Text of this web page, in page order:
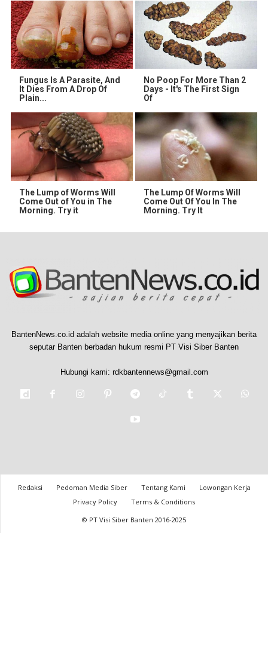
Fungus Is A Parasite, And
It Dies From A Drop Of
Plain...
No Poop For More Than 2
Days - It's The First Sign
Of
The Lump of Worms Will
Come Out of You in The
Morning. Try it
The Lump Of Worms Will
Come Out Of You In The
Morning. Try It
BantenNews.co.id adalah website media online yang menyajikan berita
seputar Banten berbadan hukum resmi PT Visi Siber Banten
Hubungi kami: rdkbantennews@gmail.com
Redaksi Pedoman Media Siber Tentang Kami
Lowongan Kerja
Privacy Policy
Terms & Conditions
© PT Visi Siber Banten 2016-2025